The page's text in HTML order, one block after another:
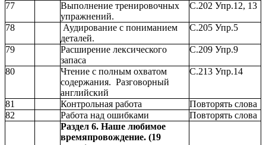
77
Выполнение тренировочных
упражнений.
С.202 Упр.12, 13
78
Аудирование с пониманием
деталей.
С.205 Упр.5
79
Расширение лексического
запаса
С.209 Упр.9
80
Чтение с полным охватом
содержания. Разговорный
английский
С.213 Упр.14
81 Контрольная работа
Повторять слова
82
Работа над ошибками
Повторять слова
Раздел 6. Наше любимое
времяпровождение. (19